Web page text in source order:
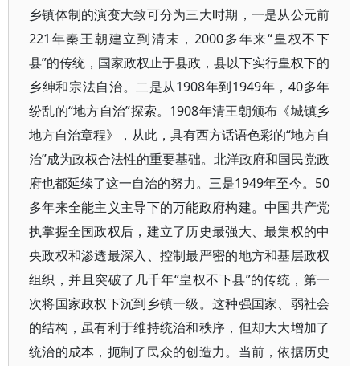
乡镇体制的演变大致可分为三大时期，一是从公元前
221年秦王朝建立到清末，2000多年来“皇权不下
县”的传统，国家政权止于县政，县以下实行皇权下的
乡绅和宗法自治。二是从1908年到1949年，40多年
纷乱的“地方自治”探索。1908年清王朝颁布《城镇乡
地方自治章程》，从此，具有西方话语色彩的“地方自
治”成为政权合法性的重要基础。北洋政府和国民党政
府也都延续了这一自治的努力。三是1949年至今。50
多年来全能主义主导下的万能政府构建。中国共产党
执掌握全国政权后，建立了历史最强大、最集权的中
央政权和渗透最深入、控制最严密的地方和基层政权
组织，并且突破了几千年“皇权不下县”的传统，第一
次将国家政权下沉到乡镇一级。这种强国家、弱社会
的结构，虽有利于维持统治和秩序，但却大大增加了
统治的成本，扼制了民众的创造力。当前，依据历史